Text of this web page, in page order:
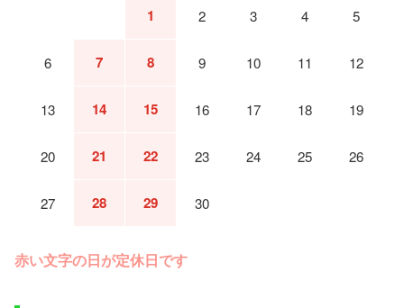
1 2 3 4 5
6 7 8 9 10 11 12
13 14 15 16 17 18 19
20 21 22 23 24 25 26
27 28 29 30
赤い文字の日が定休日です